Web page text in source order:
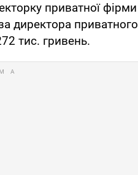
приватної фірми
директора приватного
тис. гривень.